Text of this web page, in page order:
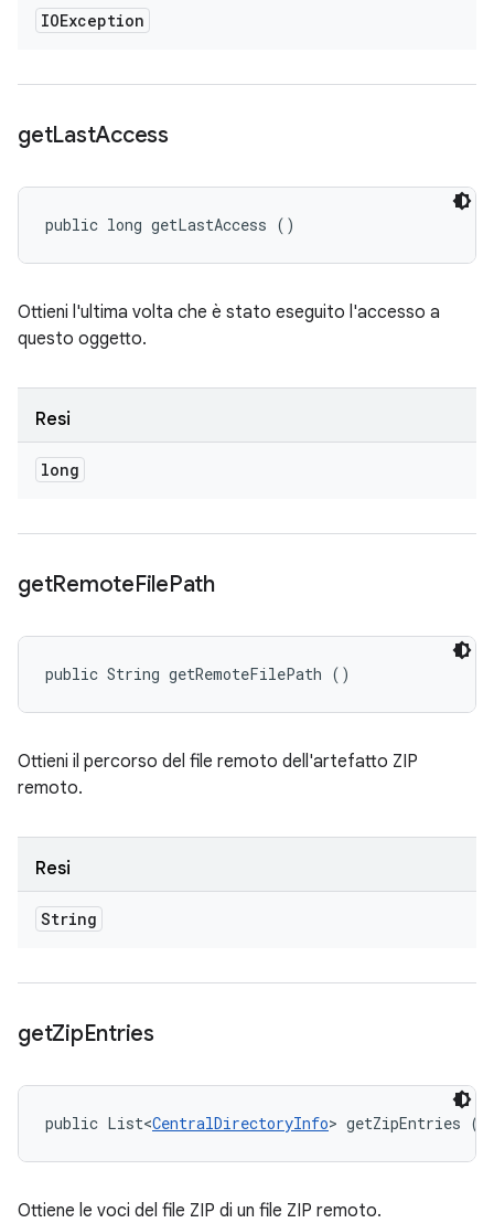
IOException
getLastAccess
public long getLastAccess ()
Ottieni l'ultima volta che è stato eseguito l'accesso a
questo oggetto.
Resi
long
getRemoteFilePath
public String getRemoteFilePath ()
Ottieni il percorso del file remoto dell'artefatto ZIP
remoto.
Resi
String
getZipEntries
public List<CentralDirectoryInfo> getZipEntries ()
Ottiene le voci del file ZIP di un file ZIP remoto.